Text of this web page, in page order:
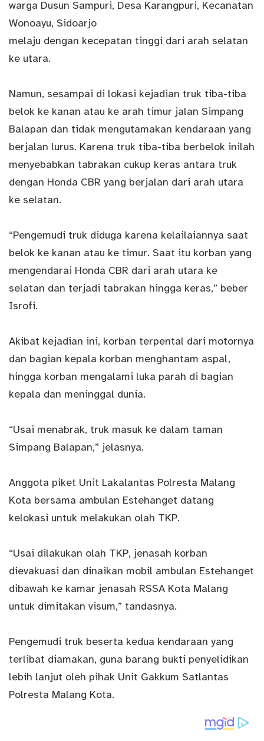
warga Dusun Sampuri, Desa Karangpuri, Kecanatan
Wonoayu, Sidoarjo
melaju dengan kecepatan tinggi dari arah selatan
ke utara.
Namun, sesampai di lokasi kejadian truk tiba-tiba
belok ke kanan atau ke arah timur jalan Simpang
Balapan dan tidak mengutamakan kendaraan yang
berjalan lurus. Karena truk tiba-tiba berbelok inilah
menyebabkan tabrakan cukup keras antara truk
dengan Honda CBR yang berjalan dari arah utara
ke selatan.
“Pengemudi truk diduga karena kelailaiannya saat
belok ke kanan atau ke timur. Saat itu korban yang
mengendarai Honda CBR dari arah utara ke
selatan dan terjadi tabrakan hingga keras,” beber
Isrofi.
Akibat kejadian ini, korban terpental dari motornya
dan bagian kepala korban menghantam aspal,
hingga korban mengalami luka parah di bagian
kepala dan meninggal dunia.
“Usai menabrak, truk masuk ke dalam taman
Simpang Balapan,” jelasnya.
Anggota piket Unit Lakalantas Polresta Malang
Kota bersama ambulan Estehanget datang
kelokasi untuk melakukan olah TKP.
“Usai dilakukan olah TKP, jenasah korban
dievakuasi dan dinaikan mobil ambulan Estehanget
dibawah ke kamar jenasah RSSA Kota Malang
untuk dimitakan visum,” tandasnya.
Pengemudi truk beserta kedua kendaraan yang
terlibat diamakan, guna barang bukti penyelidikan
lebih lanjut oleh pihak Unit Gakkum Satlantas
Polresta Malang Kota.